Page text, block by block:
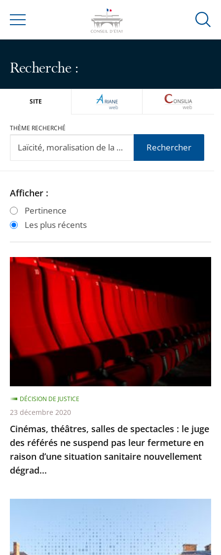
Menu
Ouvrir
Recherche :
SITE ARIANEWEB
THÈME RECHERCHÉ
Rechercher
Passer
les
filtres
après
Passer
les
filtres
avant
Afficher :
Pertinence
Les plus récents
Cinémas,
théâtres,
spectacles
:
le
juge
référés
ne
suspend
pas
leur
fermeture
en
d’une
nouvellement
Cinémas, théâtres, salles de spectacles : le juge
des référés ne suspend pas leur fermeture en
raison d’une situation sanitaire nouvellement
dégrad...
DÉCISION DE JUSTICE
23 décembre 2020
poursuit